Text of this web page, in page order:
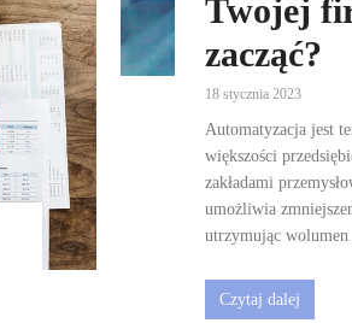
Twojej
zacząć?
18 stycznia 2023
Automatyzacja jest
większości
zakładami
umożliwia
utrzymując wolumen
Czytaj dalej